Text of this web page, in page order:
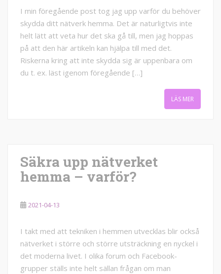
I min föregående post tog jag upp varför du behöver
skydda ditt nätverk hemma. Det är naturligtvis inte
helt lätt att veta hur det ska gå till, men jag hoppas
på att den här artikeln kan hjälpa till med det.
Riskerna kring att inte skydda sig är uppenbara om
du t. ex. läst igenom föregående […]
LÄS MER
Säkra upp nätverket
hemma – varför?
2021-04-13
I takt med att tekniken i hemmen utvecklas blir också
nätverket i större och större utsträckning en nyckel i
det moderna livet. I olika forum och Facebook-
grupper ställs inte helt sällan frågan om man